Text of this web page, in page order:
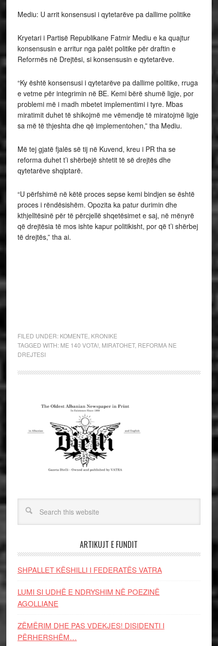
Mediu: U arrit konsensusi i qytetarëve pa dallime politike
Kryetari i Partisë Republikane Fatmir Mediu e ka quajtur
konsensusin e arritur nga palët politike për draftin e
Reformës në Drejtësi, si konsensusin e qytetarëve.
“Ky është konsensusi i qytetarëve pa dallime politike, rruga
e vetme për integrimin në BE. Kemi bërë shumë ligje, por
problemi më i madh mbetet implementimi i tyre. Mbas
miratimit duhet të shikojmë me vëmendje të miratojmë ligje
sa më të thjeshta dhe që implementohen,” tha Mediu.
Më tej gjatë fjalës së tij në Kuvend, kreu i PR tha se
reforma duhet t’i shërbejë shtetit të së drejtës dhe
qytetarëve shqiptarë.
“U përfshimë në këtë proces sepse kemi bindjen se është
proces i rëndësishëm. Opozita ka patur durimin dhe
kthjelltësinë për të përcjellë shqetësimet e saj, në mënyrë
që drejtësia të mos ishte kapur politikisht, por që t’i shërbej
të drejtës,” tha ai.
FILED UNDER: KOMENTE KRONIKE
TAGGED WITH: ME 140 VOTA! MIRATOHET, REFORMA NE
DREJTESI
ARTIKUJT E FUNDIT
SHPALLET KËSHILLI I FEDERATËS VATRA
LUMI SI UDHË E NDRYSHIM NË POEZINË
AGOLLIANE
ZËMËRIM DHE PAS VDEKJES! DISIDENTI I
PËRHERSHËM…